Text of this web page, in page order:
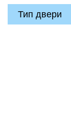
Тип двери